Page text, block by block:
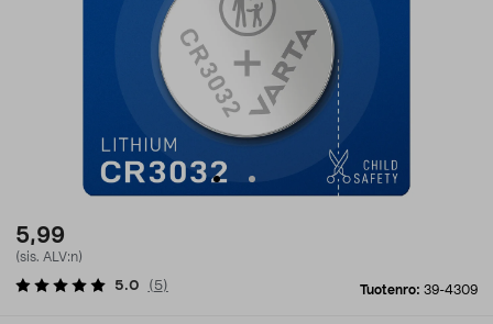
5,99
(sis. ALV:n)
Tuotenro: 39-4309
5.0 ( 5)